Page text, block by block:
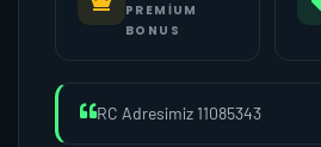
PREMIUM
BONUS
RC Adresimiz 11085343